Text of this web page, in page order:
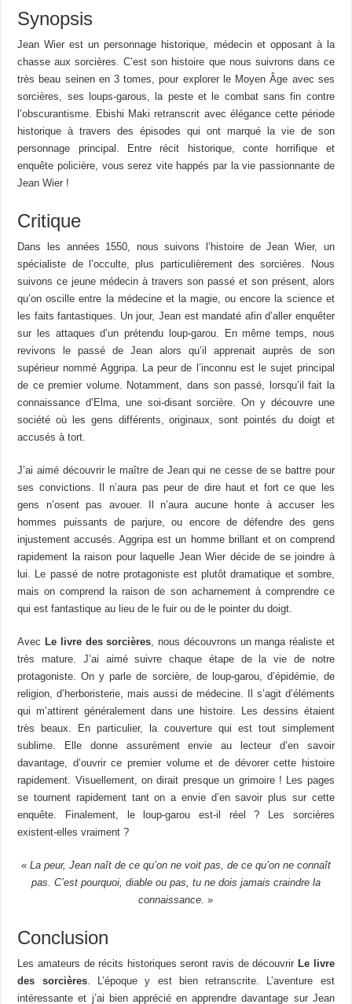
Synopsis
Jean Wier est un personnage historique, médecin et opposant à la
chasse aux sorcières. C’est son histoire que nous suivrons dans ce
très beau seinen en 3 tomes, pour explorer le Moyen Âge avec ses
sorcières, ses loups-garous, la peste et le combat sans fin contre
l’obscurantisme. Ebishi Maki retranscrit avec élégance cette période
historique à travers des épisodes qui ont marqué la vie de son
personnage principal. Entre récit historique, conte horrifique et
enquête policière, vous serez vite happés par la vie passionnante de
Jean Wier !
Critique
Dans les années 1550, nous suivons l’histoire de Jean Wier, un
spécialiste de l’occulte, plus particulièrement des sorcières. Nous
suivons ce jeune médecin à travers son passé et son présent, alors
qu’on oscille entre la médecine et la magie, ou encore la science et
les faits fantastiques. Un jour, Jean est mandaté afin d’aller enquêter
sur les attaques d’un prétendu loup-garou. En même temps, nous
revivons le passé de Jean alors qu’il apprenait auprès de son
supérieur nommé Aggripa. La peur de l’inconnu est le sujet principal
de ce premier volume. Notamment, dans son passé, lorsqu’il fait la
connaissance d’Elma, une soi-disant sorcière. On y découvre une
société où les gens différents, originaux, sont pointés du doigt et
accusés à tort.
J’ai aimé découvrir le maître de Jean qui ne cesse de se battre pour
ses convictions. Il n’aura pas peur de dire haut et fort ce que les
gens n’osent pas avouer. Il n’aura aucune honte à accuser les
hommes puissants de parjure, ou encore de défendre des gens
injustement accusés. Aggripa est un homme brillant et on comprend
rapidement la raison pour laquelle Jean Wier décide de se joindre à
lui. Le passé de notre protagoniste est plutôt dramatique et sombre,
mais on comprend la raison de son acharnement à comprendre ce
qui est fantastique au lieu de le fuir ou de le pointer du doigt.
Avec Le livre des sorcières, nous découvrons un manga réaliste et
très mature. J’ai aimé suivre chaque étape de la vie de notre
protagoniste. On y parle de sorcière, de loup-garou, d’épidémie, de
religion, d’herboristerie, mais aussi de médecine. Il s’agit d’éléments
qui m’attirent généralement dans une histoire. Les dessins étaient
très beaux. En particulier, la couverture qui est tout simplement
sublime. Elle donne assurément envie au lecteur d’en savoir
davantage, d’ouvrir ce premier volume et de dévorer cette histoire
rapidement. Visuellement, on dirait presque un grimoire ! Les pages
se tournent rapidement tant on a envie d’en savoir plus sur cette
enquête. Finalement, le loup-garou est-il réel ? Les sorcières
existent-elles vraiment ?
« La peur, Jean naît de ce qu’on ne voit pas, de ce qu’on ne connaît
pas. C’est pourquoi, diable ou pas, tu ne dois jamais craindre la
connaissance. »
Conclusion
Les amateurs de récits historiques seront ravis de découvrir Le livre
des sorcières. L’époque y est bien retranscrite. L’aventure est
intéressante et j’ai bien apprécié en apprendre davantage sur Jean